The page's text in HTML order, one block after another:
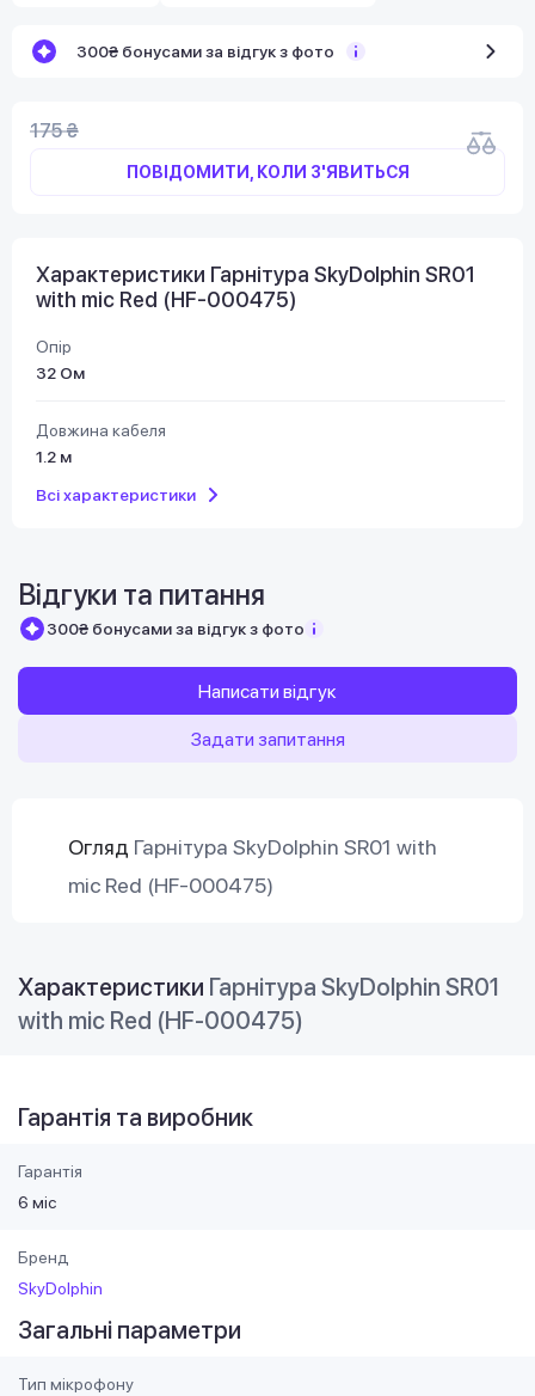
300₴ бонусами за відгук з фото
175 ₴
ПОВІДОМИТИ, КОЛИ З'ЯВИТЬСЯ
Характеристики Гарнітура SkyDolphin SR01
with mic Red (HF-000475)
Опір
32 Ом
Довжина кабеля
1.2 м
Всі характеристики
Відгуки та питання
300₴ бонусами за відгук з фото
Написати відгук
Задати запитання
Огляд Гарнітура SkyDolphin SR01 with
mic Red (HF-000475)
Характеристики Гарнітура SkyDolphin SR01
with mic Red (HF-000475)
Гарантія та виробник
Гарантія
6 міс
Бренд
SkyDolphin
Загальні параметри
Тип мікрофону